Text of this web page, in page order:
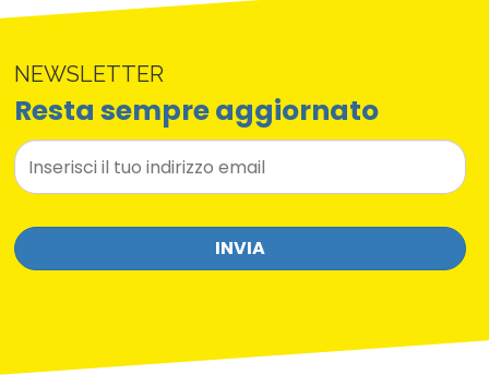
NEWSLETTER
Resta sempre aggiornato